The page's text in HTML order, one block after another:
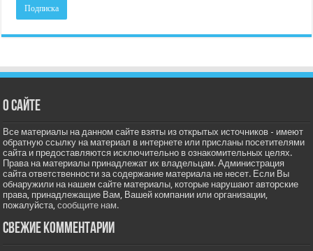
О сайте
Все материалы на данном сайте взяты из открытых источников - имеют
обратную ссылку на материал в интернете или присланы посетителями
сайта и предоставляются исключительно в ознакомительных целях.
Права на материалы принадлежат их владельцам. Администрация
сайта ответственности за содержание материала не несет. Если Вы
обнаружили на нашем сайте материалы, которые нарушают авторские
права, принадлежащие Вам, Вашей компании или организации,
пожалуйста,сообщите нам.
Свежие комментарии